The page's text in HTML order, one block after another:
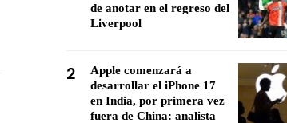
de anotar en el regreso del
Liverpool
2
Apple comenzará a
desarrollar el iPhone 17
en India, por primera vez
fuera de China: analista